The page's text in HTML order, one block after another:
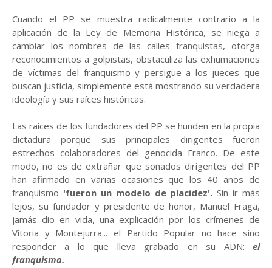
Cuando el PP se muestra radicalmente contrario a la
aplicación de la Ley de Memoria Histórica, se niega a
cambiar los nombres de las calles franquistas, otorga
reconocimientos a golpistas, obstaculiza las exhumaciones
de víctimas del franquismo y persigue a los jueces que
buscan justicia, simplemente está mostrando su verdadera
ideología y sus raíces históricas.
Las raíces de los fundadores del PP se hunden en la propia
dictadura porque sus principales dirigentes fueron
estrechos colaboradores del genocida Franco. De este
modo, no es de extrañar que sonados dirigentes del PP
han afirmado en varias ocasiones que los 40 años de
franquismo 'fueron un modelo de placidez'. Sin ir más
lejos, su fundador y presidente de honor, Manuel Fraga,
jamás dio en vida, una explicación por los crímenes de
Vitoria y Montejurra... el Partido Popular no hace sino
responder a lo que lleva grabado en su ADN: el
franquismo.